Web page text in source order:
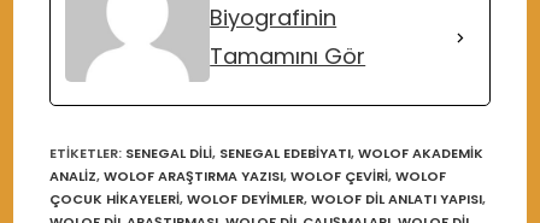
Biyografinin
Tamamını Gör
ETIKETLER: SENEGAL DILI, SENEGAL EDEBIYATI, WOLOF AKADEMIK
ANALIZ, WOLOF ARAŞTIRMA YAZISI, WOLOF ÇEVIRI, WOLOF
ÇOCUK HIKAYELERI, WOLOF DEYIMLER, WOLOF DIL ANLATI YAPISI,